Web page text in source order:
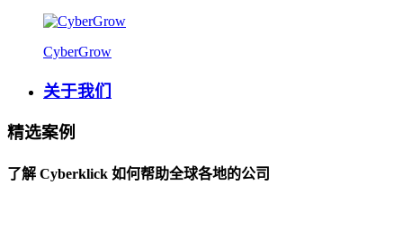
CyberGrow
关于我们
精选案例
了解 Cyberklick 如何帮助全球各地的公司